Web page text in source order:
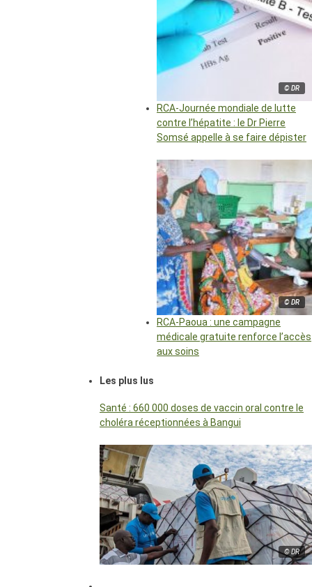
© DR
RCA-Journée mondiale de lutte
contre l’hépatite : le Dr Pierre
Somsé appelle à se faire dépister
© DR
RCA-Paoua : une campagne
médicale gratuite renforce l’accès
aux soins
Les plus lus
Santé : 660 000 doses de vaccin oral contre le
choléra réceptionnées à Bangui
© DR